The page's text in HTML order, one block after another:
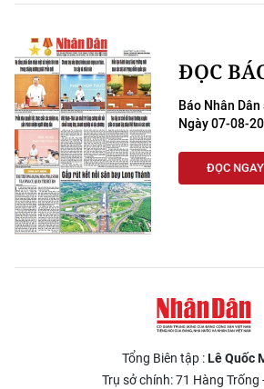
ĐỌC
Báo Nhân
Ngày 07-08-
ĐỌC NGAY
Tổng Biên tập :Lê Quốc
Trụ sở chính: 71 Hàng Trống